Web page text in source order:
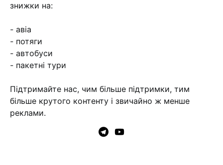
знижки на:
- авіа
- потяги
- автобуси
- пакетні тури
Підтримайте нас, чим більше підтримки, тим
більше крутого контенту і звичайно ж менше
реклами.